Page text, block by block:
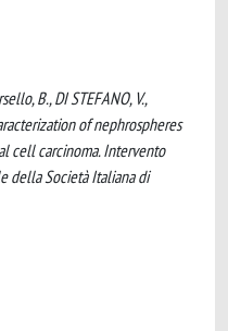
B., DI STEFANO, V.,
of nephrospheres
cell carcinoma. Intervento
della Società Italiana di